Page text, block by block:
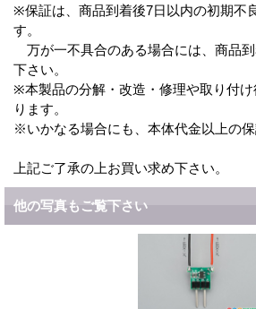
※保証は、商品到着後7日以内の初期不
す。
万が一不具合のある場合には、商品
下さい。
※本製品の分解・改造・修理や取り付
ります。
※いかなる場合にも、本体代金以上の保
上記ご了承の上お買い求め下さい。
他の写真もご覧下さい